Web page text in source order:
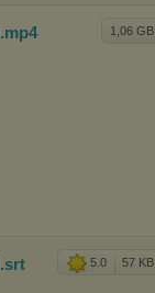
1,06 GB
.mp4
5.0 57 KB
.srt